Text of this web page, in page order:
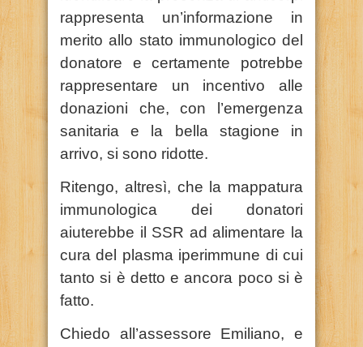
rappresenta un’informazione in
merito allo stato immunologico del
donatore e certamente potrebbe
rappresentare un incentivo alle
donazioni che, con l’emergenza
sanitaria e la bella stagione in
arrivo, si sono ridotte.
Ritengo, altresì, che la mappatura
immunologica dei donatori
aiuterebbe il SSR ad alimentare la
cura del plasma iperimmune di cui
tanto si è detto e ancora poco si è
fatto.
Chiedo all’assessore Emiliano, e